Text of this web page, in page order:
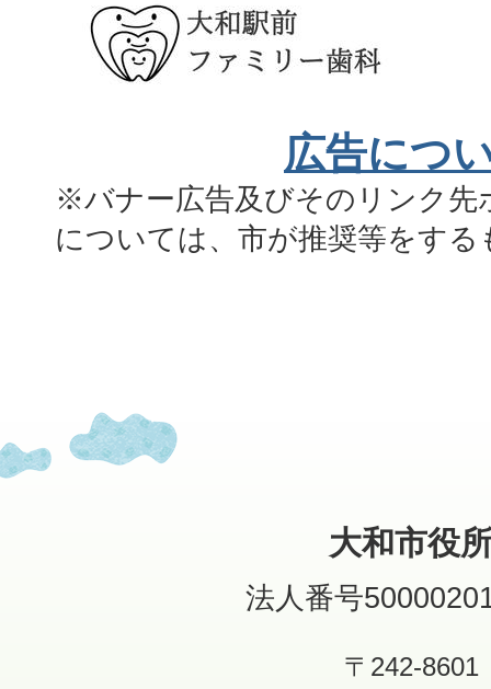
広告につ
※バナー広告及びそのリンク先
については、市が推奨等をす
大和市役
法人番号
〒242-8601